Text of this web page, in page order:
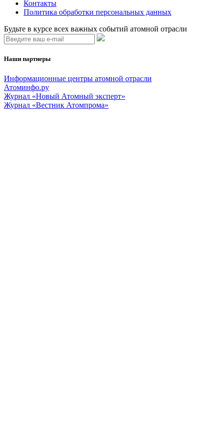
Контакты
Политика обработки персональных данных
Будьте в курсе всех важных событий атомной отрасли
Наши партнеры
Информационные центры атомной отрасли
Атоминфо.ру
Журнал «Новый Атомный эксперт»
Журнал «Вестник Атомпрома»